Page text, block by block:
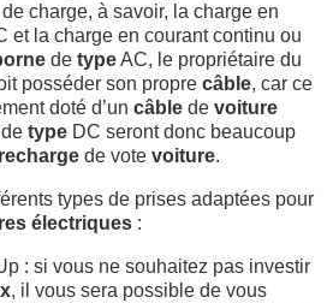
charge, à savoir, la charge en
et la charge en courant continu ou
de typeAC, le propriétaire du
posséder son propre câble, car ce
doté d’un câble de voiture
type DC seront donc beaucoup
recharge de vote voiture.
types de prises adaptées pour
électriques :
: si vous ne souhaitez pas investir
, il vous sera possible de vous